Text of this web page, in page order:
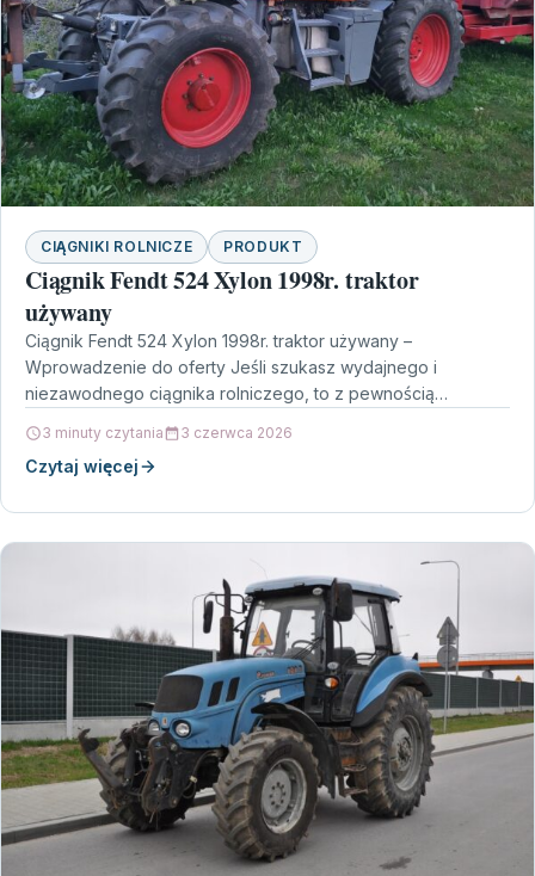
CIĄGNIKI ROLNICZE PRODUKT
Ciągnik Fendt 524 Xylon 1998r. traktor
używany
Ciągnik Fendt 524 Xylon 1998r. traktor używany –
Wprowadzenie do oferty Jeśli szukasz wydajnego i
niezawodnego ciągnika rolniczego, to z pewnością
3 minuty czytania 3 czerwca 2026
Czytaj więcej